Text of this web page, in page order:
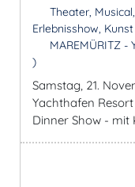
Theater,
Erlebnisshow,
MAREMÜRITZ -
)
Samstag, 21.
Yachthafen
Dinner Show - mit